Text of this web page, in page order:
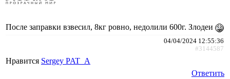
После заправки взвесил, 8кг ровно, недолили 600г. Злодеи
04/04/2024 12:55:36
#3144587
Нравится Sergey PAT_A
Ответить